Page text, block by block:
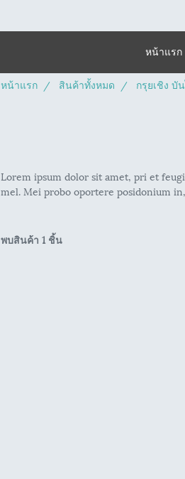
หน้าแรก
หน้าแรก สินค้าทั้งหมด กรุยเชิง บั
Lorem ipsum dolor sit amet, pri et
mel. Mei probo oportere posidonium
พบสินค้า 1 ชิ้น